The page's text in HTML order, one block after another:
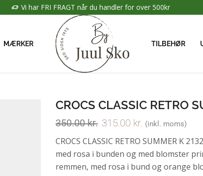
Vi har FRI FRAGT når du handler for over 500kr
MÆRKER TILBEHØR
CROCS CLASSIC RETRO
350.00kr. 315.00 kr. (inkl. moms)
CROCS CLASSIC RETRO SUMMER K
med rosa i bunden og med blomster
remmen, med rosa i bund og orange